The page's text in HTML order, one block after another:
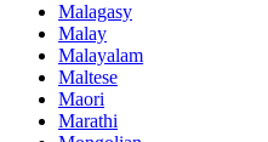
Malagasy
Malay
Malayalam
Maltese
Maori
Marathi